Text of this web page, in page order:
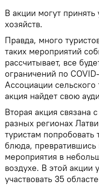
В акции могут принять
хозяйств.
Правда, много
таких мероприятий
рассчитывает, все
ограничений по
Ассоциации
акция найдет свою
Вторая акция связана
разных регионах
туристам
блюда,
мероприятия в
воздухе. В этой акции
участвовать 35